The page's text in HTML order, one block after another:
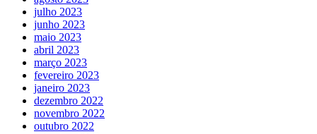
julho 2023
junho 2023
maio 2023
abril 2023
março 2023
fevereiro 2023
janeiro 2023
dezembro 2022
novembro 2022
outubro 2022